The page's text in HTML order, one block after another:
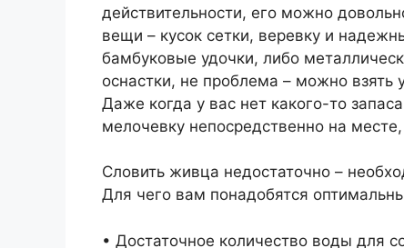
действительности, его можно
вещи – кусок сетки, веревку и
бамбуковые удочки, либо
оснастки, не проблема – можно взять
Даже когда у вас нет какого-то
мелочевку непосредственно на
Словить живца недостаточно –
Для чего вам понадобятся
• Достаточное количество воды для